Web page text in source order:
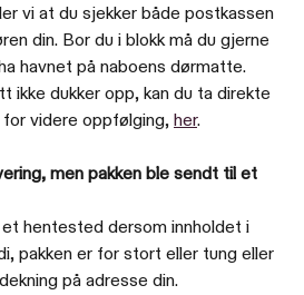
vi at du sjekker både postkassen
din. Bor du i blokk må du gjerne
havnet på naboens dørmatte.
ikke dukker opp, kan du ta direkte
videre oppfølging, her.
men pakken ble sendt til et
hentested dersom innholdet i
pakken er for stort eller tung eller
på adresse din.